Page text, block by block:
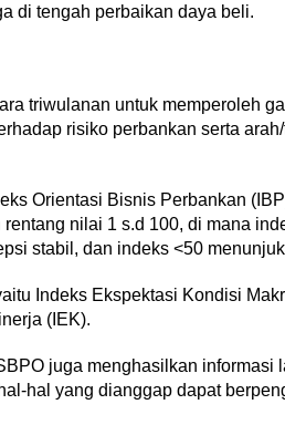
di tengah perbaikan daya beli.
triwulanan untuk memperoleh
risiko perbankan serta
Orientasi Bisnis Perbankan
nilai 1 s.d 100, di mana
stabil, dan indeks <50
Indeks Ekspektasi Kondisi
(IEK).
juga menghasilkan informasi
hal yang dianggap dapat